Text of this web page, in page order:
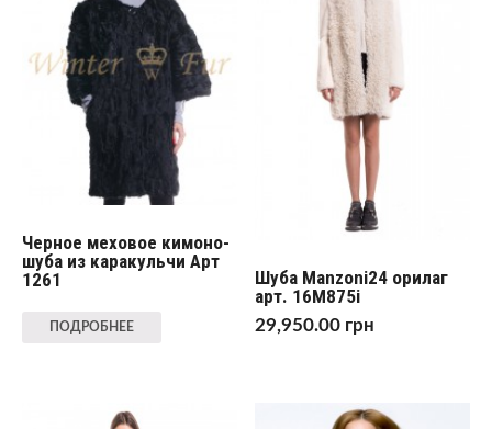
Черное меховое кимоно-
шуба из каракульчи Арт
1261
ПОДРОБНЕЕ
Шуба Manzoni24 орилаг
арт. 16M875i
29,950.00 грн